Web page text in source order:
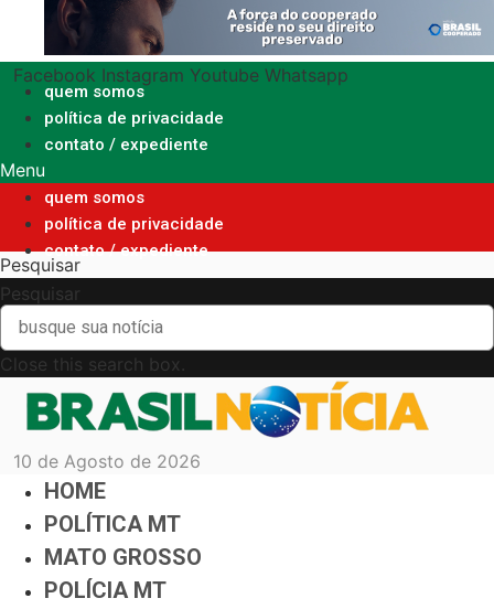
o
conteúdo
Facebook Instagram Youtube Whatsapp
quem somos
política de privacidade
contato / expediente
Menu
quem somos
política de privacidade
contato / expediente
Pesquisar
Pesquisar
Close this search box.
10 de Agosto de 2026
HOME
POLÍTICA MT
MATO GROSSO
POLÍCIA MT